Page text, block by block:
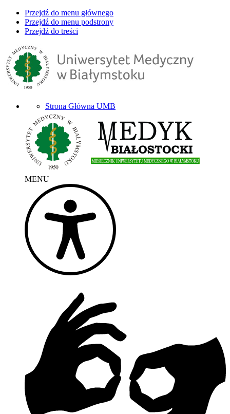
Przejdź do menu głównego
Przejdź do menu podstrony
Przejdź do treści
Strona Główna UMB
MENU